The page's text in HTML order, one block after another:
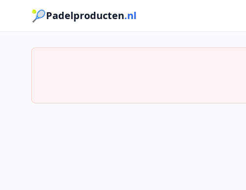
🎾Padelproducten.nl